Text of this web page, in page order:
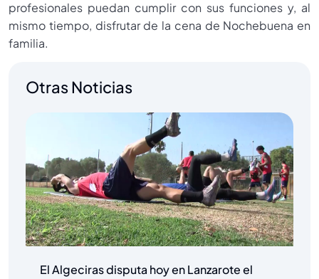
profesionales puedan cumplir con sus funciones y, al
mismo tiempo, disfrutar de la cena de Nochebuena en
familia.
Otras Noticias
El Algeciras disputa hoy en Lanzarote el